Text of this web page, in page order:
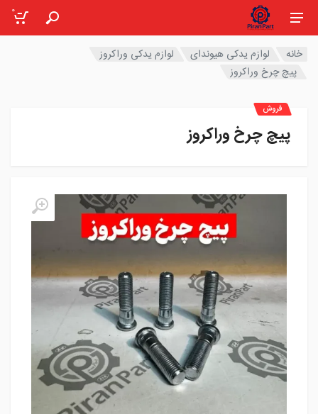
0
خانه لوازم یدکی هیوندای
لوازم یدکی وراکروز
پیچ چرخ وراکروز
پیچ چرخ وراکروز
فروش